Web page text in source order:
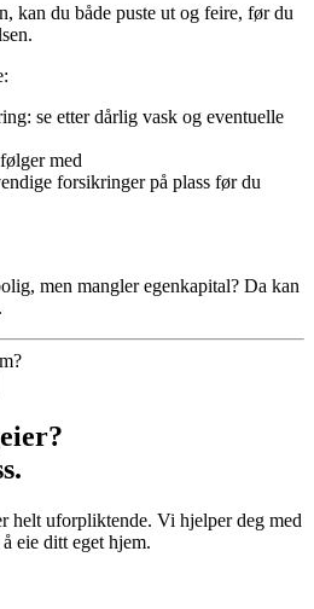
kan du både puste ut og feire, før du
se etter dårlig vask og eventuelle
med
forsikringer på plass før du
men mangler egenkapital? Da kan
helt uforpliktende. Vi hjelper deg med
eie ditt eget hjem.